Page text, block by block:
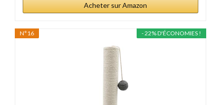
Acheter sur Amazon
- 22% D'ÉCONOMIES !
N°16